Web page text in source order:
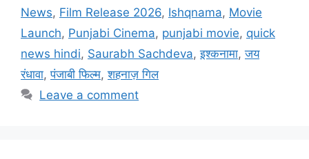
News, Film Release 2026, Ishqnama, Movie
Launch, Punjabi Cinema, punjabi movie, quick
news hindi, Saurabh Sachdeva,इश्कनामा,जय
रंधावा,पंजाबी फिल्म,शहनाज़ गिल
Leave a comment